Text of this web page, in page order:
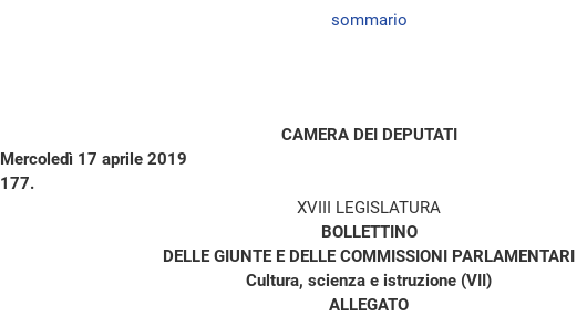
sommario
CAMERA DEI DEPUTATI
Mercoledì 17 aprile 2019
177.
XVIII LEGISLATURA
BOLLETTINO
DELLE GIUNTE E DELLE COMMISSIONI PARLAMENTARI
Cultura, scienza e istruzione (VII)
ALLEGATO